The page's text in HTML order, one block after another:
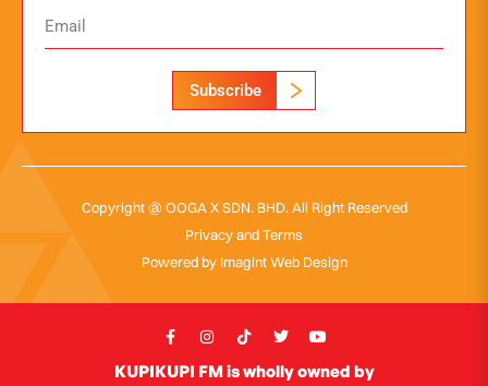
Subscribe
Copyright @ OOGA X SDN. BHD. All Right Reserved
Privacy and Terms
Powered by Imagint Web Design
KUPIKUPI FM is wholly owned by